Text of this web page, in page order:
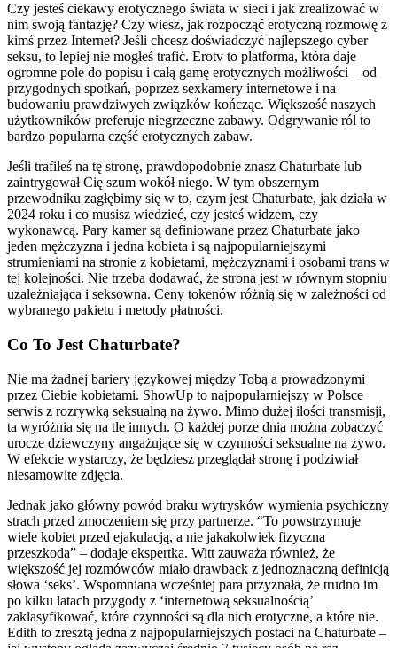
Czy jesteś ciekawy erotycznego świata w sieci i jak zrealizować w
nim swoją fantazję? Czy wiesz, jak rozpocząć erotyczną rozmowę z
kimś przez Internet? Jeśli chcesz doświadczyć najlepszego cyber
seksu, to lepiej nie mogłeś trafić. Erotv to platforma, która daje
ogromne pole do popisu i całą gamę erotycznych możliwości – od
przygodnych spotkań, poprzez sexkamery internetowe i na
budowaniu prawdziwych związków kończąc. Większość naszych
użytkowników preferuje niegrzeczne zabawy. Odgrywanie ról to
bardzo popularna część erotycznych zabaw.
Jeśli trafiłeś na tę stronę, prawdopodobnie znasz Chaturbate lub
zaintrygował Cię szum wokół niego. W tym obszernym
przewodniku zagłębimy się w to, czym jest Chaturbate, jak działa w
2024 roku i co musisz wiedzieć, czy jesteś widzem, czy
wykonawcą. Pary kamer są definiowane przez Chaturbate jako
jeden mężczyzna i jedna kobieta i są najpopularniejszymi
strumieniami na stronie z kobietami, mężczyznami i osobami trans w
tej kolejności. Nie trzeba dodawać, że strona jest w równym stopniu
uzależniająca i seksowna. Ceny tokenów różnią się w zależności od
wybranego pakietu i metody płatności.
Co To Jest Chaturbate?
Nie ma żadnej bariery językowej między Tobą a prowadzonymi
przez Ciebie kobietami. ShowUp to najpopularniejszy w Polsce
serwis z rozrywką seksualną na żywo. Mimo dużej ilości transmisji,
ta wyróżnia się na tle innych. O każdej porze dnia można zobaczyć
urocze dziewczyny angażujące się w czynności seksualne na żywo.
W efekcie wystarczy, że będziesz przeglądał stronę i podziwiał
niesamowite zdjęcia.
Jednak jako główny powód braku wytrysków wymienia psychiczny
strach przed zmoczeniem się przy partnerze. “To powstrzymuje
wiele kobiet przed ejakulacją, a nie jakakolwiek fizyczna
przeszkoda” – dodaje ekspertka. Witt zauważa również, że
większość jej rozmówców miało drawback z jednoznaczną definicją
słowa ‘seks’. Wspomniana wcześniej para przyznała, że trudno im
po kilku latach przygody z ‘internetową seksualnością’
zaklasyfikować, które czynności są dla nich erotyczne, a które nie.
Edith to zresztą jedna z najpopularniejszych postaci na Chaturbate –